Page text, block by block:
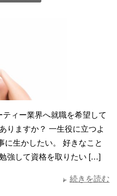
ィー業界へ就職を希望して
りますか？ 一生役に立つよ
に生かしたい。 好きなこと
強して資格を取りたい […]
続きを読む